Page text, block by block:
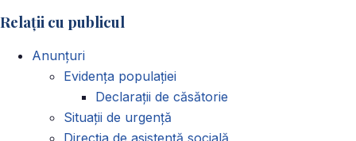
Relații cu publicul
Anunțuri
Evidența populației
Declarații de căsătorie
Situații de urgență
Direcția de asistență socială